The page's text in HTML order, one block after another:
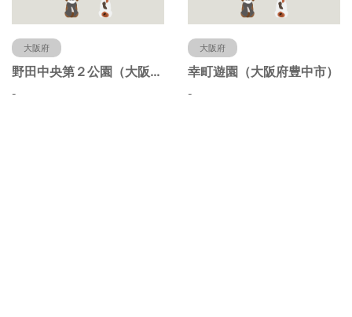
大阪府
野田中央第２公園（大阪府豊中市）
-
大阪府
幸町遊園（大阪府豊中市）
-